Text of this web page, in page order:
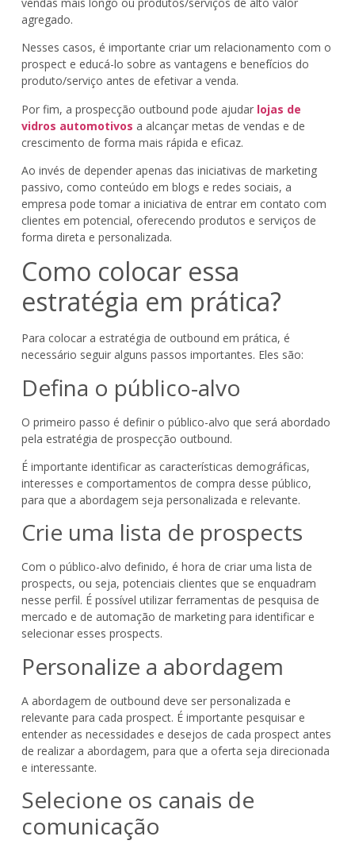
agregado.
Nesses casos, é importante criar um relacionamento com o
prospect e educá-lo sobre as vantagens e benefícios do
produto/serviço antes de efetivar a venda.
Por fim, a prospecção outbound pode ajudar lojas de
vidros automotivos a alcançar metas de vendas e de
crescimento de forma mais rápida e eficaz.
Ao invés de depender apenas das iniciativas de marketing
passivo, como conteúdo em blogs e redes sociais, a
empresa pode tomar a iniciativa de entrar em contato com
clientes em potencial, oferecendo produtos e serviços de
forma direta e personalizada.
Como colocar essa
estratégia em prática?
Para colocar a estratégia de outbound em prática, é
necessário seguir alguns passos importantes. Eles são:
Defina o público-alvo
O primeiro passo é definir o público-alvo que será abordado
pela estratégia de prospecção outbound.
É importante identificar as características demográficas,
interesses e comportamentos de compra desse público,
para que a abordagem seja personalizada e relevante.
Crie uma lista de prospects
Com o público-alvo definido, é hora de criar uma lista de
prospects, ou seja, potenciais clientes que se enquadram
nesse perfil. É possível utilizar ferramentas de pesquisa de
mercado e de automação de marketing para identificar e
selecionar esses prospects.
Personalize a abordagem
A abordagem de outbound deve ser personalizada e
relevante para cada prospect. É importante pesquisar e
entender as necessidades e desejos de cada prospect antes
de realizar a abordagem, para que a oferta seja direcionada
e interessante.
Selecione os canais de
comunicação